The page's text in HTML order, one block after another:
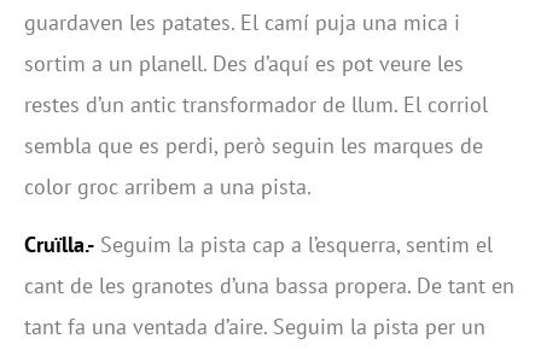
guardaven les patates. El camí puja una mica i
sortim a un planell. Des d’aquí es pot veure les
restes d’un antic transformador de llum. El corriol
sembla que es perdi, però seguin les marques de
color groc arribem a una pista.
Cruïlla.- Seguim la pista cap a l’esquerra, sentim el
cant de les granotes d’una bassa propera. De tant en
tant fa una ventada d’aire. Seguim la pista per un